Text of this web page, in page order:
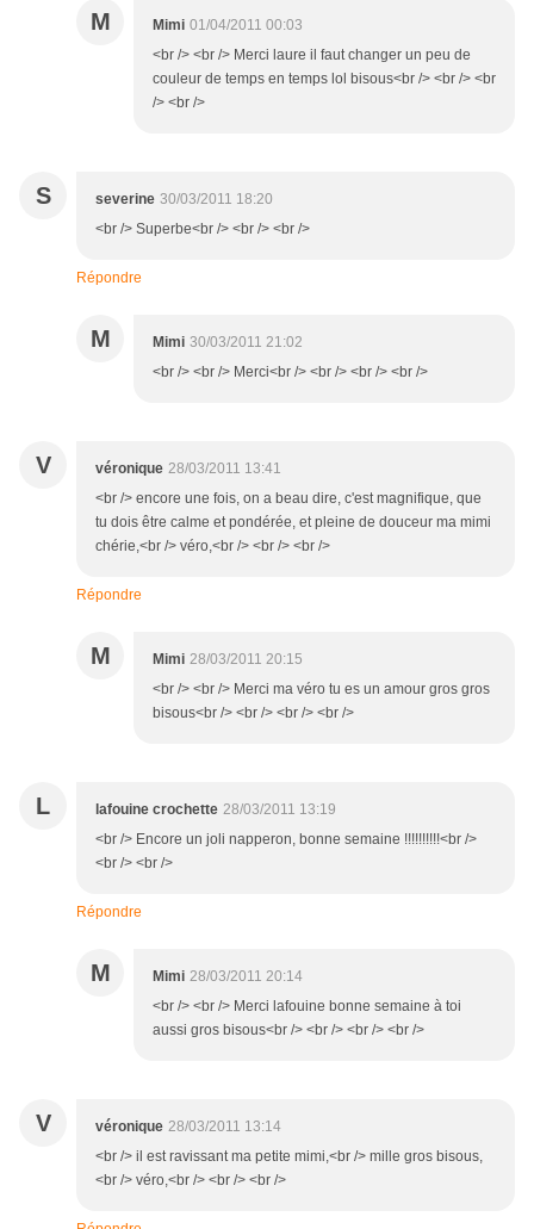
M Mimi 01/04/2011 00:03
<br /> <br /> Merci laure il faut changer un peu de
couleur de temps en temps lol bisous<br /> <br /> <br
/> <br />
S severine 30/03/2011 18:20
<br /> Superbe<br /> <br /> <br />
Répondre
M Mimi 30/03/2011 21:02
<br /> <br /> Merci<br /> <br /> <br /> <br />
V véronique 28/03/2011 13:41
<br /> encore une fois, on a beau dire, c'est magnifique, que
tu dois être calme et pondérée, et pleine de douceur ma mimi
chérie,<br /> véro,<br /> <br /> <br />
Répondre
M Mimi 28/03/2011 20:15
<br /> <br /> Merci ma véro tu es un amour gros gros
bisous<br /> <br /> <br /> <br />
L lafouine crochette 28/03/2011 13:19
<br /> Encore un joli napperon, bonne semaine !!!!!!!!!!<br />
<br /> <br />
Répondre
M Mimi 28/03/2011 20:14
<br /> <br /> Merci lafouine bonne semaine à toi
aussi gros bisous<br /> <br /> <br /> <br />
V véronique 28/03/2011 13:14
<br /> il est ravissant ma petite mimi,<br /> mille gros bisous,
<br /> véro,<br /> <br /> <br />